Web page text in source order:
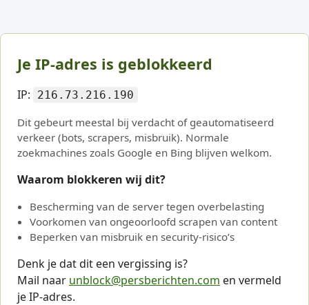
Je IP-adres is geblokkeerd
IP: 216.73.216.190
Dit gebeurt meestal bij verdacht of geautomatiseerd
verkeer (bots, scrapers, misbruik). Normale
zoekmachines zoals Google en Bing blijven welkom.
Waarom blokkeren wij dit?
Bescherming van de server tegen overbelasting
Voorkomen van ongeoorloofd scrapen van content
Beperken van misbruik en security-risico’s
Denk je dat dit een vergissing is?
Mail naar unblock@persberichten.com en vermeld
je IP-adres.